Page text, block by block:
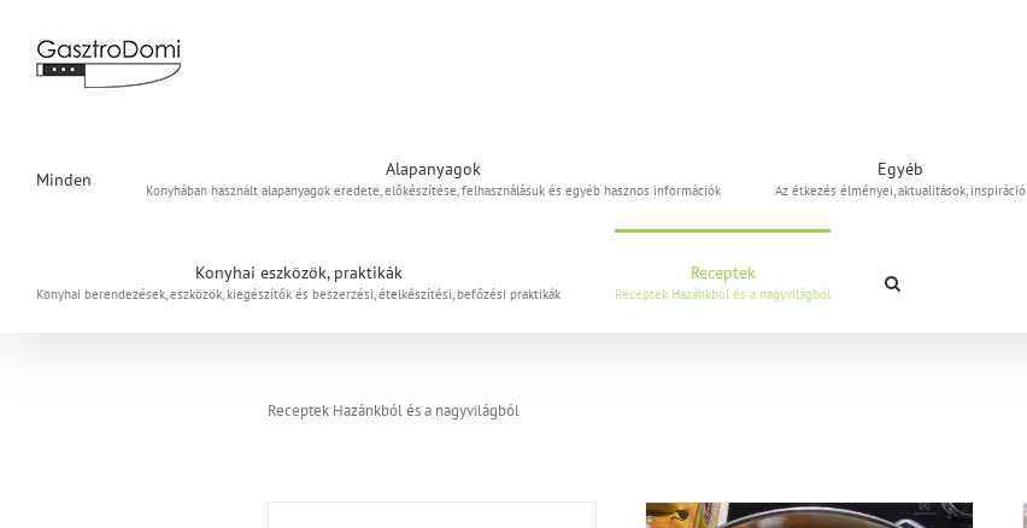
Minden Alapanyagok
Konyhában használt alapanyagok eredete, előkészítése, felhasználásuk és egyéb hasznos információk
Egyéb
Az étkezés élményei, aktualitások, inspiráció
Konyhai eszközök, praktikák
Konyhai berendezések, eszközök, kiegészítők és beszerzési, ételkészítési, befőzési praktikák
Receptek
Receptek Hazánkból és a nagyvilágból
Receptek Hazánkból és a nagyvilágból